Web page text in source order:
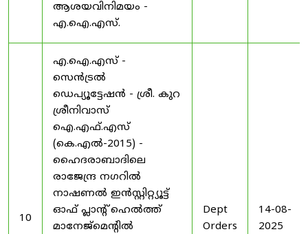
ആശയവിനിമയം -
എ.ഐ.എസ്.
10
എ.ഐ.എസ് -
സെൻട്രൽ
ഡെപ്യൂട്ടേഷൻ - ശ്രീ. കുറ
ശ്രീനിവാസ്
ഐ.എഫ്.എസ്
(കെ.എൽ-2015) -
ഹൈദരാബാദിലെ
രാജേന്ദ്ര നഗറിൽ
നാഷണൽ ഇൻസ്റ്റിറ്റ്യൂട്ട്
ഓഫ് പ്ലാന്റ് ഹെൽത്ത്
മാനേജ്‌മെന്റിൽ
Dept
Orders
14-08-
2025